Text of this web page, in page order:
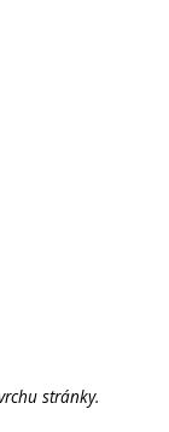
stránky.